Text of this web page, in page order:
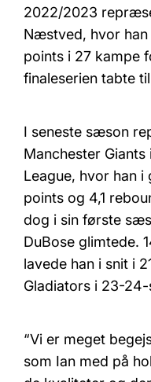
2022/2023
Næstved, hvor han
points i 27 kampe
finaleserien tabte
I seneste sæson
Manchester
League, hvor han i
points og 4,1
dog i sin første
DuBose glimtede.
lavede han i snit i
Gladiators i 23-
“Vi er meget
som Ian med på